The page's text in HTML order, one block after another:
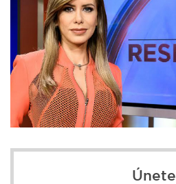
Únete